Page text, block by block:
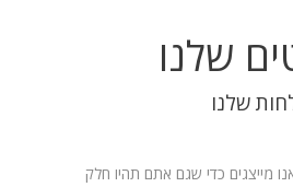
שלנו
שלנו
מייצגים כדי שגם אתם תהיו חלק